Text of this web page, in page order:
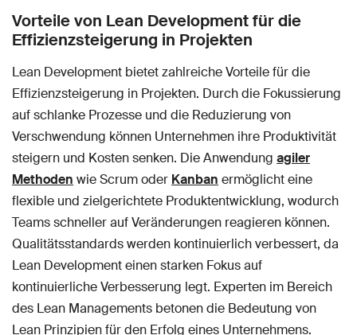
Vorteile von Lean Development für die
Effizienzsteigerung in Projekten
Lean Development bietet zahlreiche Vorteile für die
Effizienzsteigerung in Projekten. Durch die Fokussierung
auf schlanke Prozesse und die Reduzierung von
Verschwendung können Unternehmen ihre Produktivität
steigern und Kosten senken. Die Anwendung agiler
Methoden wie Scrum oder Kanban ermöglicht eine
flexible und zielgerichtete Produktentwicklung, wodurch
Teams schneller auf Veränderungen reagieren können.
Qualitätsstandards werden kontinuierlich verbessert, da
Lean Development einen starken Fokus auf
kontinuierliche Verbesserung legt. Experten im Bereich
des Lean Managements betonen die Bedeutung von
Lean Prinzipien für den Erfolg eines Unternehmens.